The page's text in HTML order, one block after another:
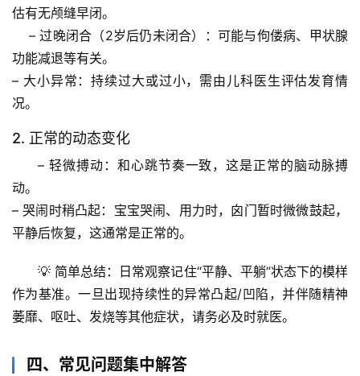
活
科
学
科
前
沿
心
站
估有无颅缝早闭。
    –
过晚闭合 （2岁后仍未闭合）：可能与佝偻病、甲状腺
功能减退等有关。
– 大小异常 ：持续过大或过小，需由儿科医生评估发育情
况。
2. 正常的动态变化
– 轻微搏动 ：和心跳节奏一致，这是正常的脑动脉搏
动。
– 哭闹时稍凸起：宝宝哭闹、用力时，囟门暂时微微鼓起，
平静后恢复，这通常是正常的。
💡 简单总结 ：日常观察记住“平静、平躺”状态下的模样
作为基准。一旦出现持续性的异常凸起/凹陷 ，并伴随精神
萎靡、呕吐、发烧等其他症状，请务必及时就医。
四、常见问题集中解答